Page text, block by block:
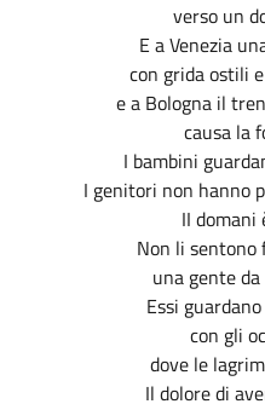
verso un
E a Venezia
con grida ostili
e a Bologna il
causa la
I bambini
I genitori non hanno
II domani
Non li
una gente
Essi
con gli
dove le
Il dolore di